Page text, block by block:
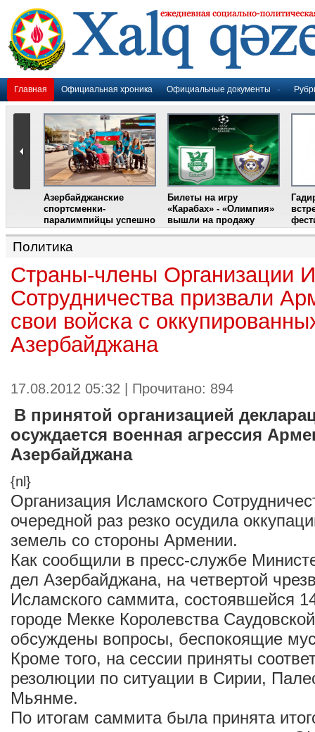
Главная Официальная хроника Официальные документы
Азербайджанские
спортсменки-
паралимпийцы успешно
выступили на III
Международном
фестивале парашютного
Билеты на игру
«Карабах» - «Олимпия»
вышли на продажу
Политика
Страны-члены Организации
Сотрудничества призвали
свои войска с
Азербайджана
17.08.2012 05:32 | Прочитано: 894
В принятой организацией
осуждается военная агрессия
Азербайджана
{nl}
Организация Исламского
очередной раз резко осудила
земель со стороны Армении.
Как сообщили в пресс-службе
дел Азербайджана, на четвертой
Исламского саммита, состоявшейся
городе Мекке Королевства
обсуждены вопросы, беспокоящие
Кроме того, на сессии приняты
резолюции по ситуации в Сирии,
Мьянме.
По итогам саммита была принята